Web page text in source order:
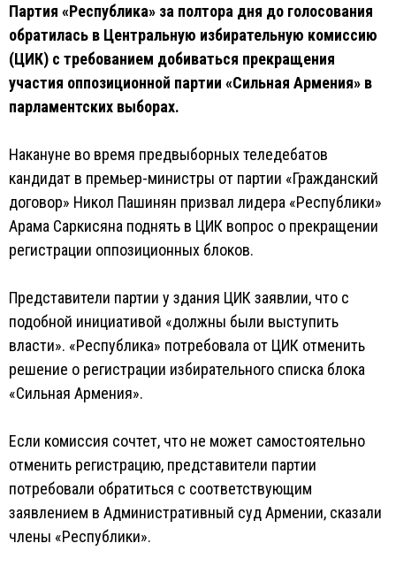
Партия «Республика» за полтора дня до голосования
обратилась в Центральную избирательную комиссию
(ЦИК) с требованием добиваться прекращения
участия оппозиционной партии «Сильная Армения» в
парламентских выборах.
Накануне во время предвыборных теледебатов
кандидат в премьер-министры от партии «Гражданский
договор» Никол Пашинян призвал лидера «Республики»
Арама Саркисяна поднять в ЦИК вопрос о прекращении
регистрации оппозиционных блоков.
Представители партии у здания ЦИК заявлии, что с
подобной инициативой «должны были выступить
власти». «Республика» потребовала от ЦИК отменить
решение о регистрации избирательного списка блока
«Сильная Армения».
Если комиссия сочтет, что не может самостоятельно
отменить регистрацию, представители партии
потребовали обратиться с соответствующим
заявлением в Административный суд Армении, сказали
члены «Республики».